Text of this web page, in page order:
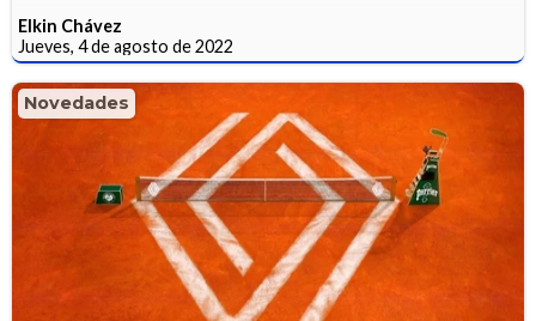
Elkin Chávez
Jueves, 4 de agosto de 2022
Novedades